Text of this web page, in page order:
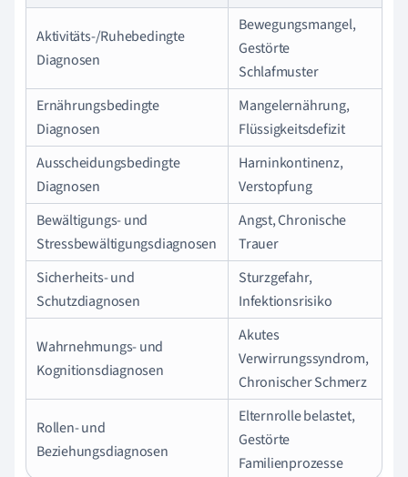
Aktivitäts-/Ruhebedingte
Diagnosen
Bewegungsmangel,
Gestörte
Schlafmuster
Ernährungsbedingte
Diagnosen
Mangelernährung,
Flüssigkeitsdefizit
Ausscheidungsbedingte
Diagnosen
Harninkontinenz,
Verstopfung
Bewältigungs- und
Stressbewältigungsdiagnosen
Angst, Chronische
Trauer
Sicherheits- und
Schutzdiagnosen
Sturzgefahr,
Infektionsrisiko
Wahrnehmungs- und
Kognitionsdiagnosen
Akutes
Verwirrungssyndrom,
Chronischer Schmerz
Rollen- und
Beziehungsdiagnosen
Elternrolle belastet,
Gestörte
Familienprozesse